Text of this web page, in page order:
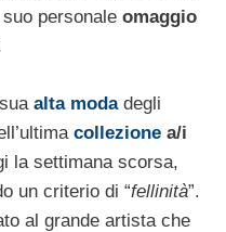
suo personale omaggio
alta modadegli
collezione a/i
la settimana scorsa,
un criterio di “fellinità”.
al grande artista che